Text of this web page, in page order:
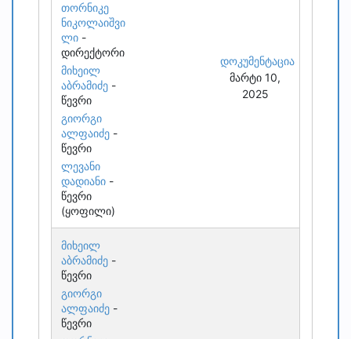
თორნიკე
ნიკოლაიშვი
ლი -
დირექტორი
მიხეილ
აბრამიძე -
წევრი
გიორგი
ალფაიძე -
წევრი
ლევანი
დადიანი -
წევრი
(ყოფილი)
დოკუმენტაცია
მარტი 10,
2025
მიხეილ
აბრამიძე -
წევრი
გიორგი
ალფაიძე -
წევრი